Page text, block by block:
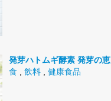
発芽ハトムギ酵素 発芽の恵
食
飲料 健康食品